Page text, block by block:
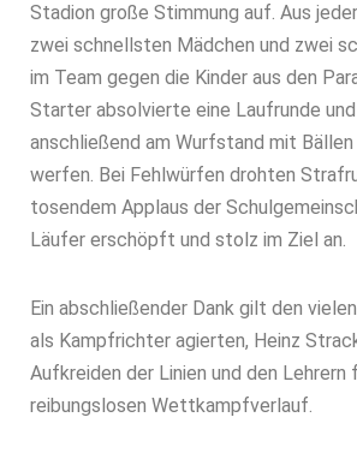
Stadion große Stimmung auf. Aus
zwei schnellsten Mädchen und zwei
im Team gegen die Kinder aus den
Starter absolvierte eine Laufrunde
anschließend am Wurfstand mit
werfen. Bei Fehlwürfen drohten
tosendem Applaus der
Läufer erschöpft und stolz im Ziel an.
Ein abschließender Dank gilt den
als Kampfrichter agierten, Heinz
Aufkreiden der Linien und den Lehrern
reibungslosen Wettkampfverlauf.